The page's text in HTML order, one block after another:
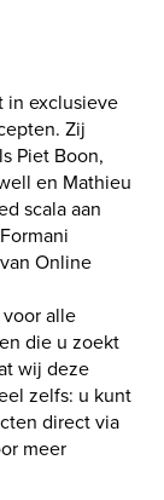
in exclusieve
Zij
Piet Boon,
en Mathieu
scala aan
Online
alle
die u zoekt
wij deze
zelfs: u kunt
direct via
meer